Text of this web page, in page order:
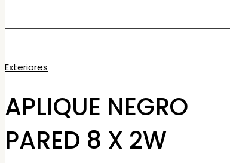
Exteriores
APLIQUE NEGRO
PARED 8 X 2W